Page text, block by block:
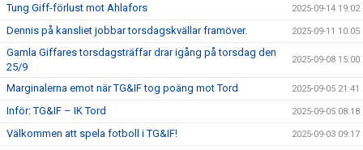
Tung Giff-förlust mot Ahlafors 2025-09-14 19:02
Dennis på kansliet jobbar torsdagskvällar framöver. 2025-09-11 10:05
Gamla Giffares torsdagsträffar drar igång på torsdag den
25/9
2025-09-08 15:00
Marginalerna emot när TG&IF tog poäng mot Tord 2025-09-05 21:41
Inför: TG&IF – IK Tord 2025-09-05 08:18
Välkommen att spela fotboll i TG&IF! 2025-09-03 09:17